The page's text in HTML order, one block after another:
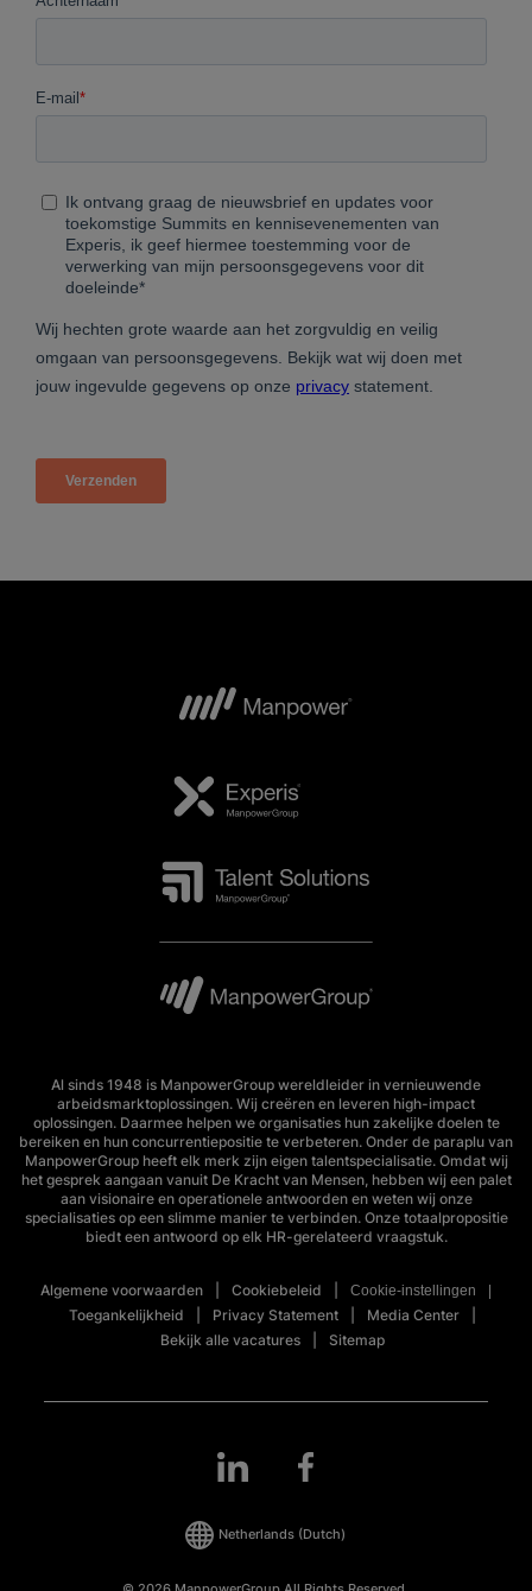
Al sinds 1948 is ManpowerGroup wereldleider in vernieuwende
arbeidsmarktoplossingen. Wij creëren en leveren high-impact
oplossingen. Daarmee helpen we organisaties hun zakelijke doelen te
bereiken en hun concurrentiepositie te verbeteren. Onder de paraplu van
ManpowerGroup heeft elk merk zijn eigen talentspecialisatie. Omdat wij
het gesprek aangaan vanuit De Kracht van Mensen, hebben wij een palet
aan visionaire en operationele antwoorden en weten wij onze
specialisaties op een slimme manier te verbinden. Onze totaalpropositie
biedt een antwoord op elk HR-gerelateerd vraagstuk.
Algemene voorwaarden Cookiebeleid Cookie-instellingen
Toegankelijkheid Privacy Statement
Media Center
Bekijk alle vacatures
Sitemap
Netherlands (Dutch)